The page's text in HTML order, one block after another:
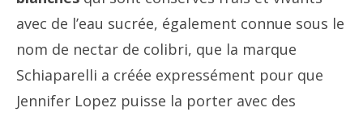
avec de l’eau sucrée, également connue sous le
nom de nectar de colibri, que la marque
Schiaparelli a créée expressément pour que
Jennifer Lopez puisse la porter avec des